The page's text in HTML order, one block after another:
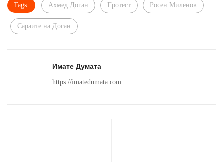
Tags: Ахмед Доган Протест Росен Миленов
Сараите на Доган
Имате Думата
https://imatedumata.com